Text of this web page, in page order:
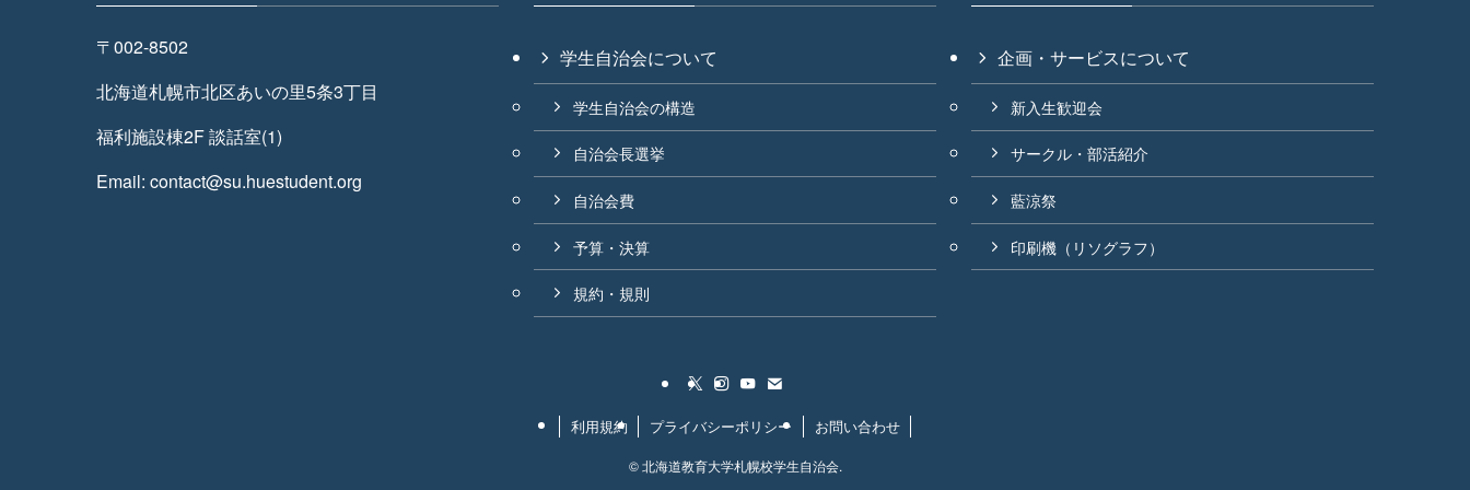
〒002-8502
北海道札幌市北区あいの里5条3丁目
福利施設棟2F 談話室(1)
Email: contact@su.huestudent.org
学生自治会について
学生自治会の構造
自治会長選挙
自治会費
予算・決算
規約・規則
企画・サービスについて
新入生歓迎会
サークル・部活紹介
藍涼祭
印刷機（リソグラフ）
利用規約 プライバシーポリシー お問い合わせ
©北海道教育大学札幌校学生自治会.